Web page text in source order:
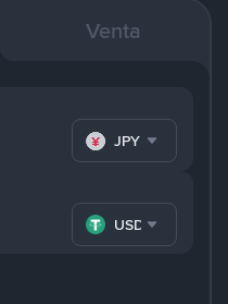
Venta
JPY
USDT